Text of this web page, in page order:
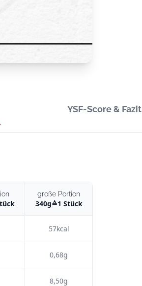
YSF-Score & Fazit
große Portion
340g≙1 Stück
57kcal
0,68g
8,50g